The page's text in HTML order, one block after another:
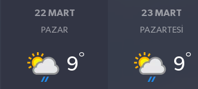
22 MART
PAZAR
9°
23 MART
PAZARTESI
9°